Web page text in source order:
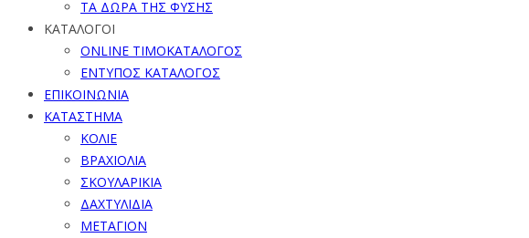
ΤΑ ΔΩΡΑ ΤΗΣ ΦΥΣΗΣ
ΚΑΤΑΛΟΓΟΙ
ONLINE ΤΙΜΟΚΑΤΑΛΟΓΟΣ
ΕΝΤΥΠΟΣ ΚΑΤΑΛΟΓΟΣ
ΕΠΙΚΟΙΝΩΝΙΑ
ΚΑΤΑΣΤΗΜΑ
ΚΟΛΙΕ
ΒΡΑΧΙΟΛΙΑ
ΣΚΟΥΛΑΡΙΚΙΑ
ΔΑΧΤΥΛΙΔΙΑ
ΜΕΤΑΓΙΟΝ